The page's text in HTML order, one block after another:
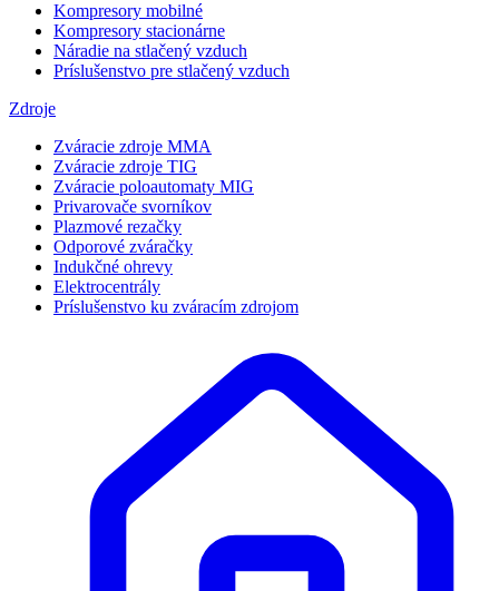
Kompresory mobilné
Kompresory stacionárne
Náradie na stlačený vzduch
Príslušenstvo pre stlačený vzduch
Zdroje
Zváracie zdroje MMA
Zváracie zdroje TIG
Zváracie poloautomaty MIG
Privarovače svorníkov
Plazmové rezačky
Odporové zváračky
Indukčné ohrevy
Elektrocentrály
Príslušenstvo ku zváracím zdrojom